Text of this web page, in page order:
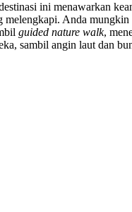
ini menawarkan
Anda
guided nature walk,
sambil angin laut dan